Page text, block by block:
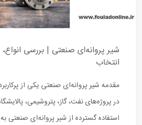
شیر پروانه‌ای صنعتی | بررسی انواع،
انتخاب
مقدمه شیر پروانه‌ای صنعتی یکی از
در پروژه‌های نفت، گاز، پتروشیمی،
استفاده گسترده از شیر پروانه‌ای صنعتی